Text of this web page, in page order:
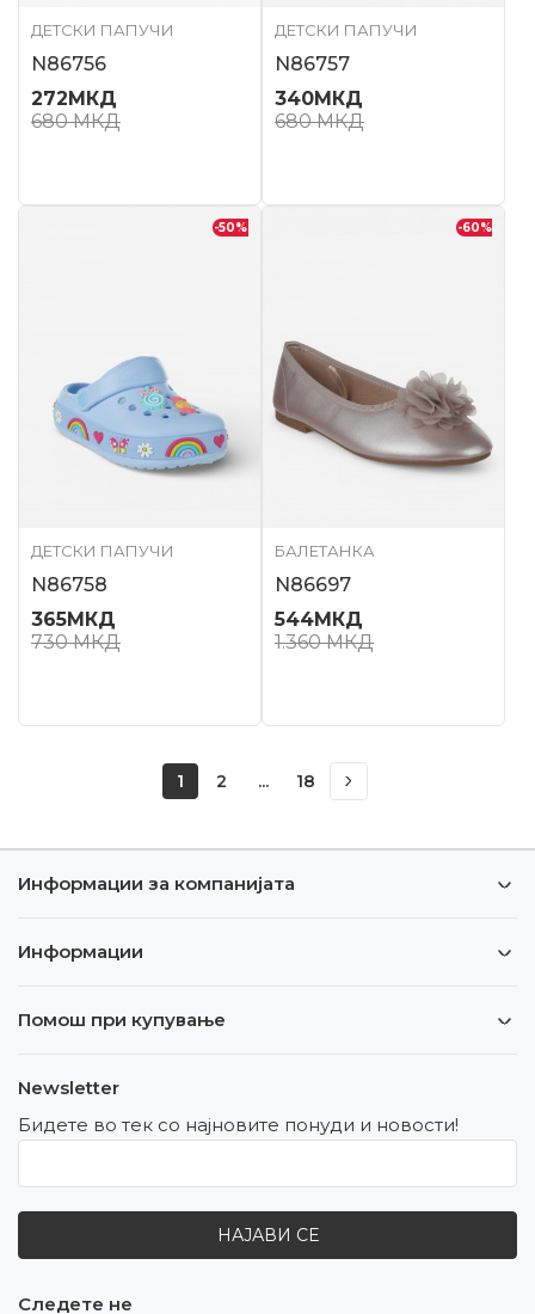
ДЕТСКИ ПАПУЧИ
N86756
272МКД
680МКД
ДЕТСКИ ПАПУЧИ
N86757
340МКД
680МКД
-50%
ДЕТСКИ ПАПУЧИ
N86758
365МКД
730МКД
-60%
БАЛЕТАНКА
N86697
544МКД
1.360МКД
1 2 ... 18
Информации за компанијата
Информации
Помош при купување
Newsletter
Бидете во тек со најновите понуди и новости!
НАЈАВИ СЕ
Следете не